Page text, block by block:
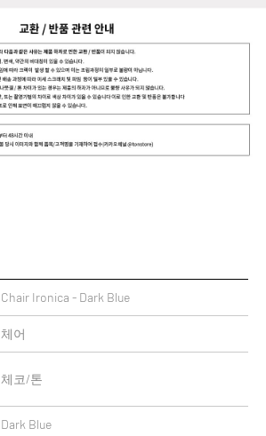
Chair Ironica - Dark Blue
체어
체코/톤
Dark Blue